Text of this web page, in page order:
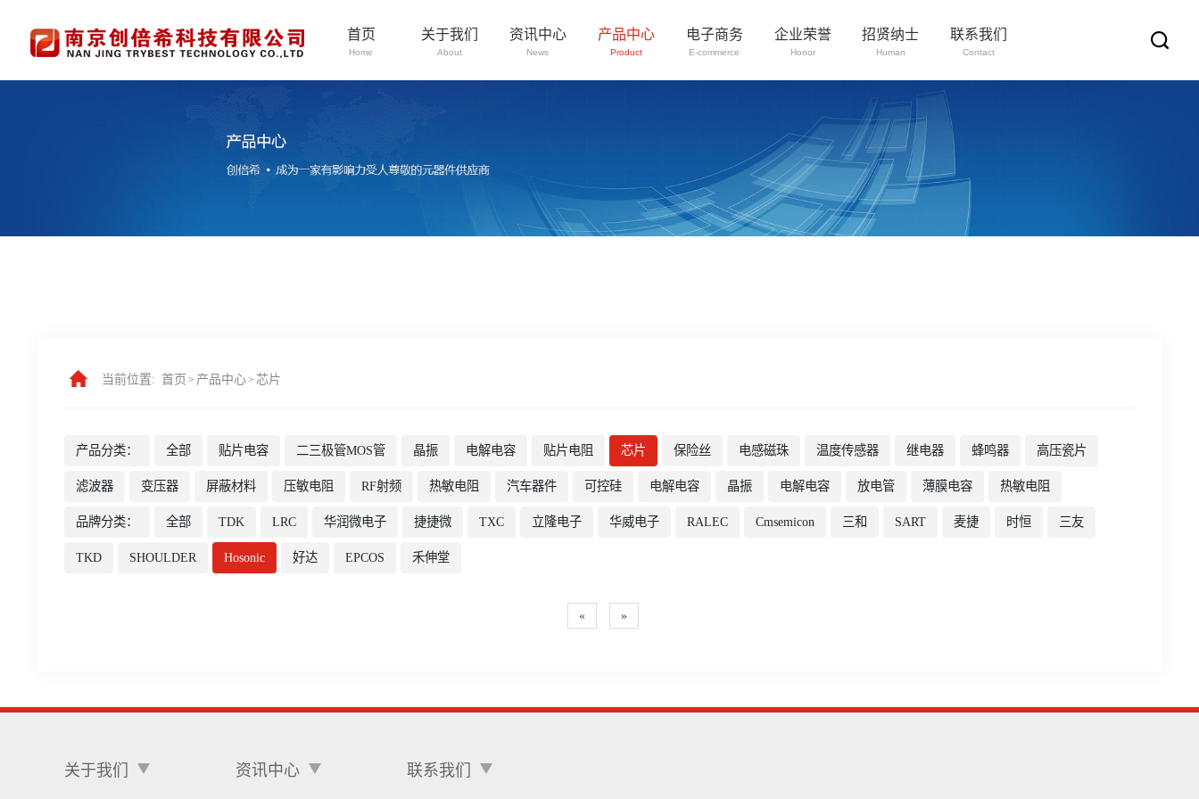
首页
Home
关于我们
About
资讯中心
News
产品中心
Product
电子商务
E-commerce
企业荣誉
Honor
招贤纳士
Human
联系我们
Contact
当前位置: 首页 > 产品中心> 芯片
产品分类： 全部 贴片电容 二三极管MOS管 晶振 电解电容 贴片电阻 芯片 保险丝 电感磁珠 温度传感器 继电器 蜂鸣器 高压瓷片
滤波器 变压器 屏蔽材料 压敏电阻 RF射频 热敏电阻 汽车器件 可控硅 电解电容 晶振 电解电容 放电管 薄膜电容 热敏电阻
品牌分类： 全部 TDK LRC 华润微电子 捷捷微 TXC 立隆电子 华威电子 RALEC Cmsemicon 三和 SART 麦捷 时恒 三友
TKD SHOULDER Hosonic 好达 EPCOS 禾伸堂
« »
关于我们 资讯中心 联系我们